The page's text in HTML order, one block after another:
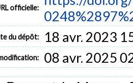
officielle:
du dépôt: 18 avr. 2023
08 avr. 2025